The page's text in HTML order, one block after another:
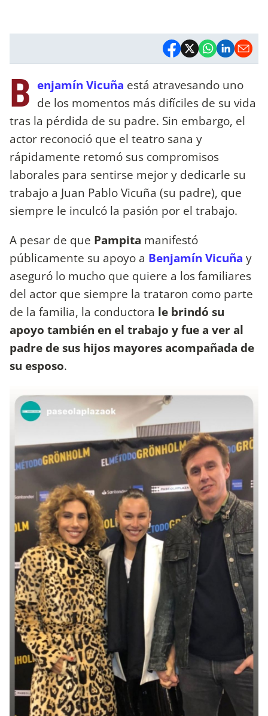
B enjamín Vicuña está atravesando uno
de los momentos más difíciles de su vida
tras la pérdida de su padre. Sin embargo, el
actor reconoció que el teatro sana y
rápidamente retomó sus compromisos
laborales para sentirse mejor y dedicarle su
trabajo a Juan Pablo Vicuña (su padre), que
siempre le inculcó la pasión por el trabajo.
A pesar de que Pampita manifestó
públicamente su apoyo a Benjamín Vicuña y
aseguró lo mucho que quiere a los familiares
del actor que siempre la trataron como parte
de la familia, la conductora le brindó su
apoyo también en el trabajo y fue a ver al
padre de sus hijos mayores acompañada de
su esposo.